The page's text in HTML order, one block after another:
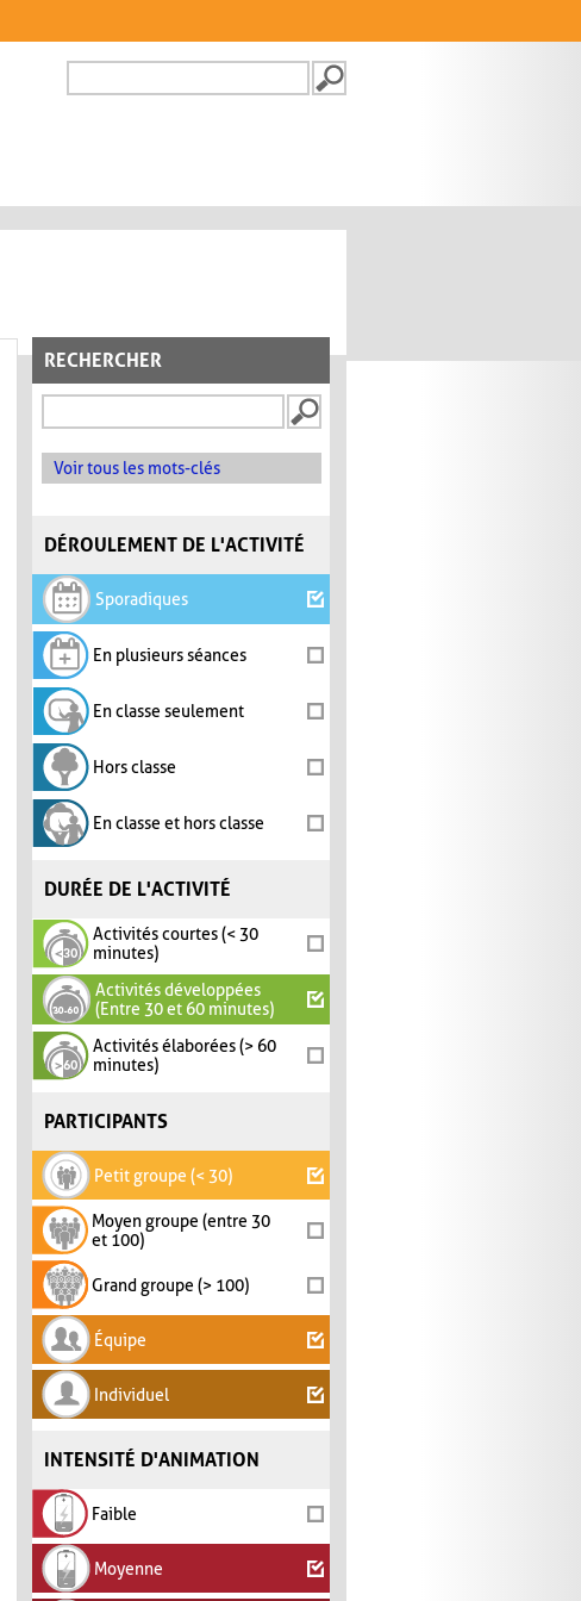
FORMULAIRE DE
RECHERCHER
Voir tous les mots-clés
DÉROULEMENT DE L'ACTIVITÉ
Sporadiques
En plusieurs séances
En classe seulement
Hors classe
En classe et hors classe
DURÉE DE L'ACTIVITÉ
Activités courtes (< 30
minutes)
Activités développées
(Entre 30 et 60 minutes)
Activités élaborées (> 60
minutes)
PARTICIPANTS
Petit groupe (< 30)
Moyen groupe (entre 30
et 100)
Grand groupe (> 100)
Équipe
Individuel
INTENSITÉ D'ANIMATION
Faible
Moyenne